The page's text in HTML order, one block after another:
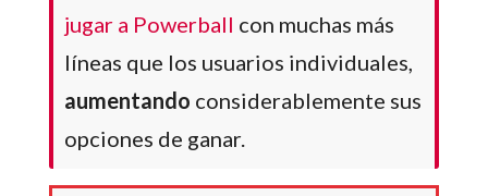
jugar a Powerball con muchas más
líneas que los usuarios individuales,
aumentando considerablemente sus
opciones de ganar.